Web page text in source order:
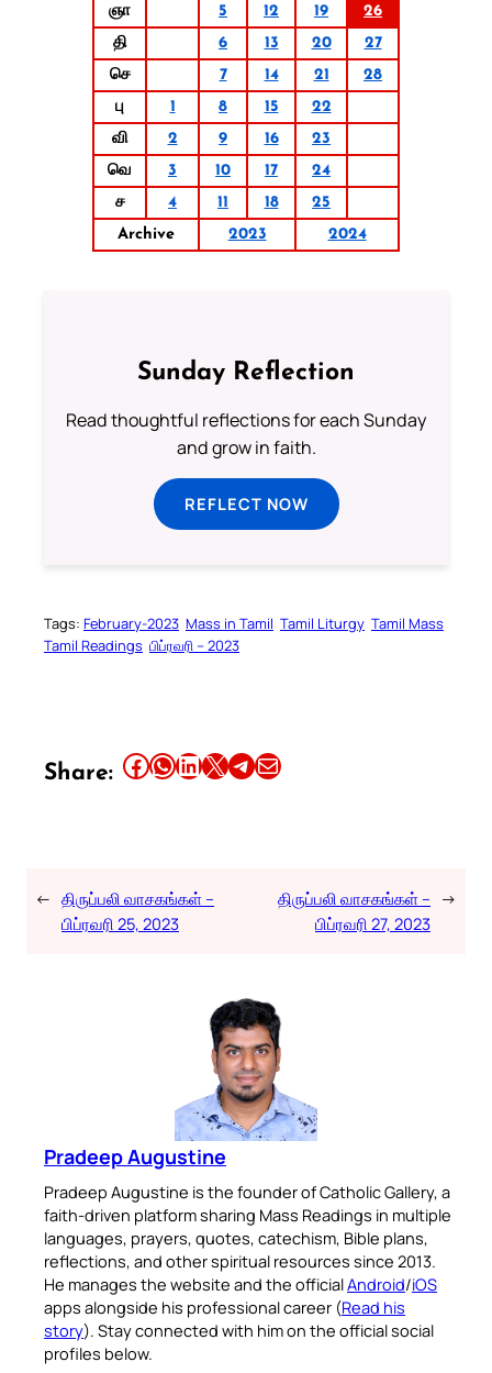
ஞா
5 12 19
26
தி
6 13 20
27
செ
7 14 21
28
பு
1 8 15
22
வி
2 9 16
23
வெ
3 10 17
24
ச
4 11 18
25
Archive
2023 2024
Sunday Reflection
Read thoughtful reflections for each Sunday
and grow in faith.
REFLECT NOW
Tags: February-2023 Mass in Tamil Tamil Liturgy Tamil Mass
Tamil Readings பிப்ரவரி – 2023
Share: Share this article on Facebook Share this article on WhatsApp Share this article on LinkedIn Share this article on X Share this article on TelegramEmail this Article
← திருப்பலி வாசகங்கள் –
பிப்ரவரி 25, 2023
திருப்பலி வாசகங்கள் –
பிப்ரவரி 27, 2023
→
Pradeep Augustine
Pradeep Augustine is the founder of Catholic Gallery, a
faith-driven platform sharing Mass Readings in multiple
languages, prayers, quotes, catechism, Bible plans,
reflections, and other spiritual resources since 2013.
He manages the website and the officialAndroid/iOS
apps alongside his professional career (Read his
story). Stay connected with him on the official social
profiles below.